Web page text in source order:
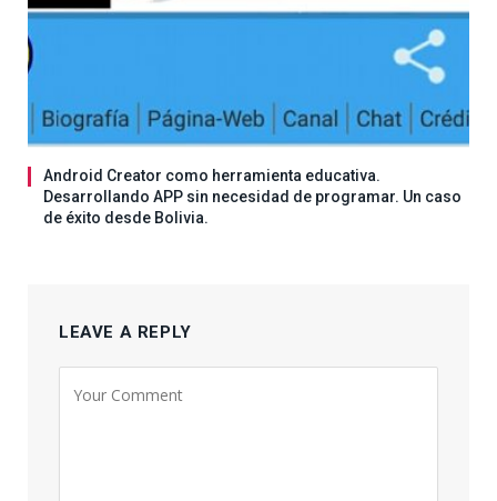
Android Creator como herramienta educativa.
Desarrollando APP sin necesidad de programar. Un caso
de éxito desde Bolivia.
LEAVE A REPLY